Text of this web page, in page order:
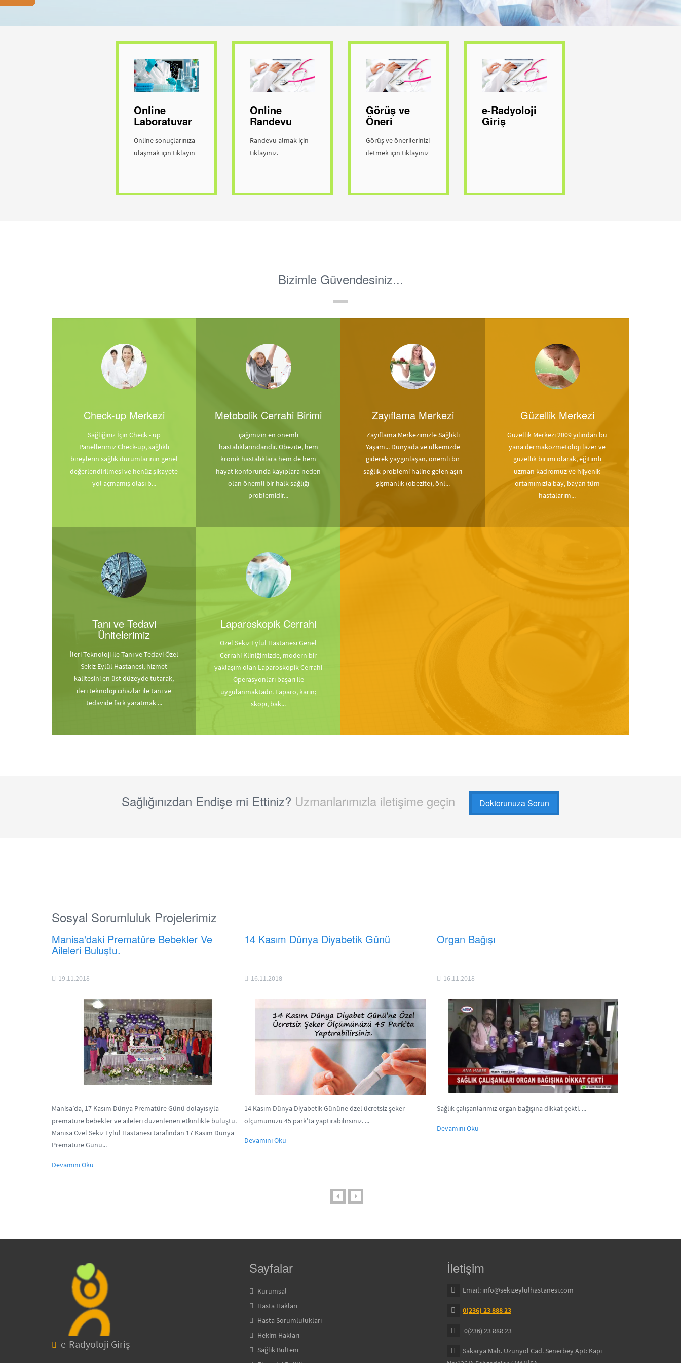
Online
Laboratuvar
Online sonuçlarınıza
ulaşmak için tıklayın
Online
Randevu
Randevu almak için
tıklayınız.
Görüş ve
Öneri
Görüş ve önerilerinizi
iletmek için tıklayınız
e-Radyoloji
Giriş
Bizimle Güvendesiniz...
Check-up Merkezi
Sağlığınız İçin Check - up
Panellerimiz Check-up, sağlıklı
bireylerin sağlık durumlarının genel
değerlendirilmesi ve henüz şikayete
yol açmamış olası b...
Metobolik Cerrahi Birimi
çağımızın en önemli
hastalıklarındandır. Obezite, hem
kronik hastalıklara hem de hem
hayat konforunda kayıplara neden
olan önemli bir halk sağlığı
problemidir...
Zayıflama Merkezi
Zayıflama Merkezimizle Sağlıklı
Yaşam... Dünyada ve ülkemizde
giderek yaygınlaşan, önemli bir
sağlık problemi haline gelen aşırı
şişmanlık (obezite), önl...
Güzellik Merkezi
Güzellik Merkezi 2009 yılından bu
yana dermakozmetoloji lazer ve
güzellik birimi olarak, eğitimli
uzman kadromuz ve hijyenik
ortamımızla bay, bayan tüm
hastalarım...
Tanı ve Tedavi
Ünitelerimiz
İleri Teknoloji ile Tanı ve Tedavi Özel
Sekiz Eylül Hastanesi, hizmet
kalitesini en üst düzeyde tutarak,
ileri teknoloji cihazlar ile tanı ve
tedavide fark yaratmak ...
Laparoskopik Cerrahi
Özel Sekiz Eylül Hastanesi Genel
Cerrahi Kliniğimizde, modern bir
yaklaşım olan Laparoskopik Cerrahi
Operasyonları başarı ile
uygulanmaktadır. Laparo, karın;
skopi, bak...
Sağlığınızdan Endişe mi Ettiniz? Uzmanlarımızla iletişime geçin Doktorunuza Sorun
Sosyal Sorumluluk Projelerimiz
Manisa'daki Prematüre Bebekler Ve
Aileleri Buluştu.
19.11.2018
Manisa’da, 17 Kasım Dünya Prematüre Günü dolayısıyla
prematüre bebekler ve aileleri düzenlenen etkinlikle buluştu.
Manisa Özel Sekiz Eylül Hastanesi tarafından 17 Kasım Dünya
Prematüre Günü...
Devamını Oku
14 Kasım Dünya Diyabetik Günü
16.11.2018
14 Kasım Dünya Diyabetik Gününe özel ücretsiz şeker
ölçümünüzü 45 park'ta yaptırabilirsiniz. ...
Devamını Oku
Organ Bağışı
16.11.2018
Sağlık çalışanlarımız organ bağışına dikkat çekti. ...
Devamını Oku
e-Radyoloji Giriş
Sayfalar
Kurumsal
Hasta Hakları
Hasta Sorumlulukları
Hekim Hakları
Sağlık Bülteni
İletişim
Email: info@sekizeylulhastanesi.com
0(236) 23 888 23
0(236) 23 888 23
Sakarya Mah. Uzunyol Cad. Senerbey Apt: Kapı